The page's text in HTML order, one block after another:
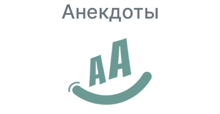
Анекдоты